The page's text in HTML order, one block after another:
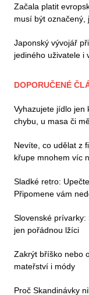
Začala platit
musí být označený,
Japonský vývojář
jediného uživatele i
DOPORUČENÉ
Vyhazujete jídlo jen
chybu, u masa či
Nevíte, co udělat z
křupe mnohem víc
Sladké retro:
Připomene vám
Slovenské
jen pořádnou lžíci
Zakrýt bříško nebo
mateřství i módy
Proč Skandinávky